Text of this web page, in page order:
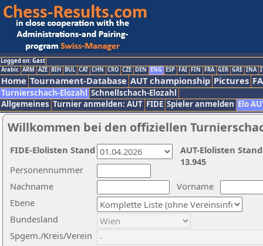
Logged on: Gast
Arabic ARM AZE BIH BUL CAT CHN CRO CZE DEN ENG ESP FAI FIN FRA GER GRE INA
Home Tournament-Database AUT championship Pictures
Turnierschach-Elozahl Schnellschach-Elozahl
Allgemeines Turnier anmelden: AUT FIDE Spieler anmelden Elo
Willkommen bei den offiziellen
Nachname
Vorname
Ebene
Personennummer
Bundesland
Spgem./Kreis/Verein
AUT-Elolisten
13.945
FIDE-Elolisten Stand